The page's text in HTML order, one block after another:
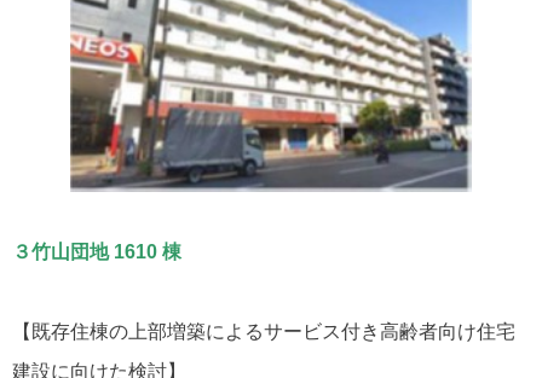
３竹山団地 1610 棟
【既存住棟の上部増築によるサービス付き高齢者向け住宅
建設に向けた検討】